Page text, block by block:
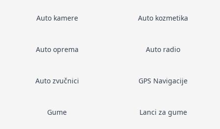
Auto kamere Auto kozmetika
Auto oprema Auto radio
Auto zvučnici GPS Navigacije
Gume Lanci za gume